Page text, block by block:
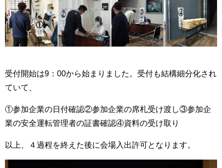
受付開始は9：00から始まりました。受付も結構細分化され
ていて、
①参加企業の日付確認②参加企業の席札受け渡し③参加企
業の安全運転管理者の証書確認④資料の受け取り
以上、４過程を終えた後に会場入出許可となります。